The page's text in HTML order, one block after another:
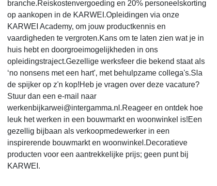
branche.Reiskostenvergoeding en 20% personeelskorting
op aankopen in de KARWEI.Opleidingen via onze
KARWEI Academy, om jouw productkennis en
vaardigheden te vergroten.Kans om te laten zien wat je in
huis hebt en doorgroeimogelijkheden in ons
opleidingstraject.Gezellige werksfeer die bekend staat als
‘no nonsens met een hart', met behulpzame collega's.Sla
de spijker op z'n kop!Heb je vragen over deze vacature?
Stuur dan een e-mail naar
werkenbijkarwei@intergamma.nl.Reageer en ontdek hoe
leuk het werken in een bouwmarkt en woonwinkel is!Een
gezellig bijbaan als verkoopmedewerker in een
inspirerende bouwmarkt en woonwinkel.Decoratieve
producten voor een aantrekkelijke prijs; geen punt bij
KARWEI.